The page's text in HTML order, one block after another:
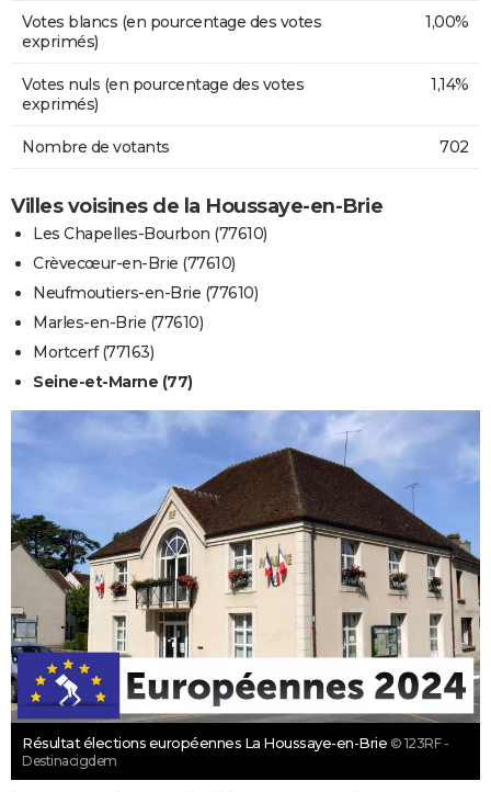
Votes blancs (en pourcentage des votes
exprimés)
1,00%
Votes nuls (en pourcentage des votes
exprimés)
1,14%
Nombre de votants 702
Villes voisines de la Houssaye-en-Brie
Les Chapelles-Bourbon (77610)
Crèvecœur-en-Brie (77610)
Neufmoutiers-en-Brie (77610)
Marles-en-Brie (77610)
Mortcerf (77163)
Seine-et-Marne (77)
Résultat élections européennes La Houssaye-en-Brie © 123RF -
Destinacigdem